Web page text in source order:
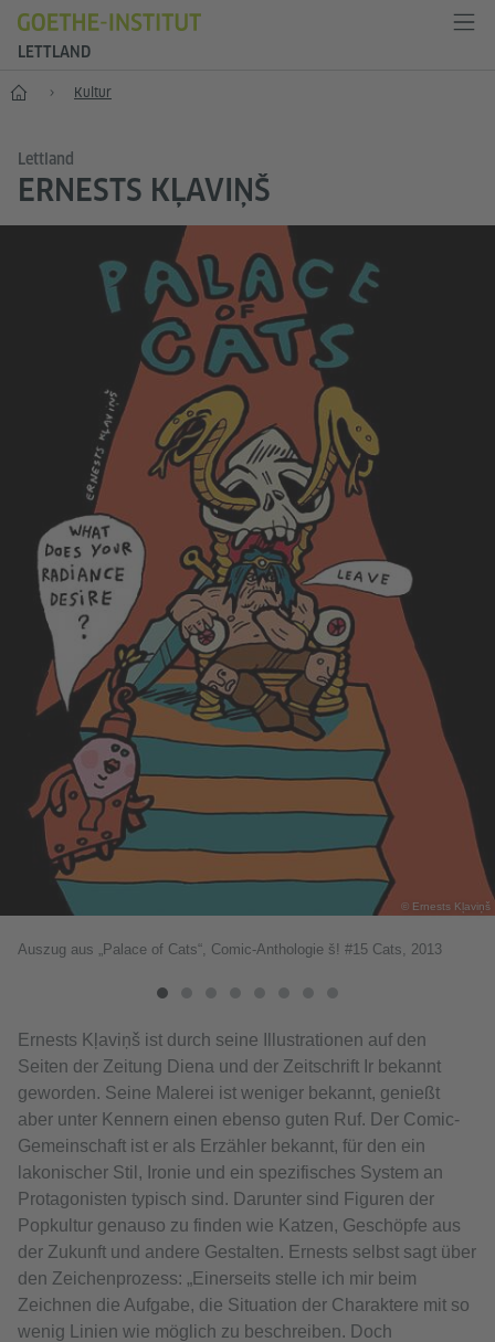
LETTLAND
Start Kultur
Lettland
ERNESTS KĻAVIŅŠ
© Ernests Kļaviņš
Auszug aus „Palace of Cats“, Comic-Anthologie š! #15 Cats, 2013
Ernests Kļaviņš ist durch seine Illustrationen auf den
Seiten der Zeitung Diena und der Zeitschrift Ir bekannt
geworden. Seine Malerei ist weniger bekannt, genießt
aber unter Kennern einen ebenso guten Ruf. Der Comic-
Gemeinschaft ist er als Erzähler bekannt, für den ein
lakonischer Stil, Ironie und ein spezifisches System an
Protagonisten typisch sind. Darunter sind Figuren der
Popkultur genauso zu finden wie Katzen, Geschöpfe aus
der Zukunft und andere Gestalten. Ernests selbst sagt über
den Zeichenprozess: „Einerseits stelle ich mir beim
Zeichnen die Aufgabe, die Situation der Charaktere mit so
wenig Linien wie möglich zu beschreiben. Doch